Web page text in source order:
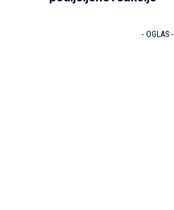
- OGLAS -